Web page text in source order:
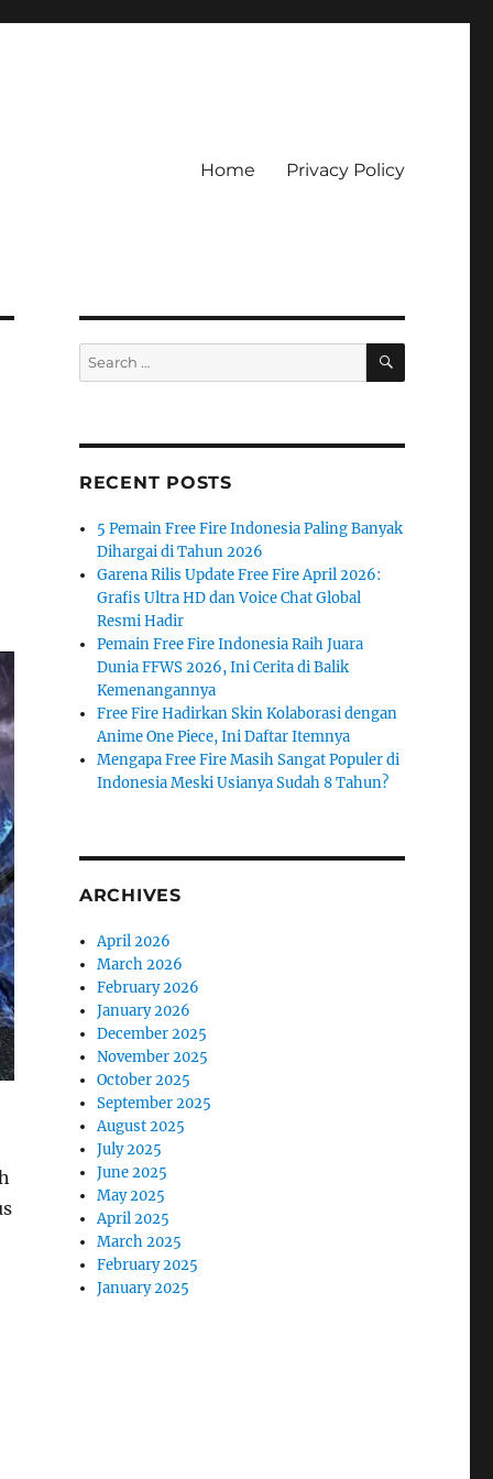
Home Privacy Policy
Search
for:
SEARCH
RECENT POSTS
5 Pemain Free Fire Indonesia Paling Banyak
Dihargai di Tahun 2026
Garena Rilis Update Free Fire April 2026:
Grafis Ultra HD dan Voice Chat Global
Resmi Hadir
Pemain Free Fire Indonesia Raih Juara
Dunia FFWS 2026, Ini Cerita di Balik
Kemenangannya
Free Fire Hadirkan Skin Kolaborasi dengan
Anime One Piece, Ini Daftar Itemnya
Mengapa Free Fire Masih Sangat Populer di
Indonesia Meski Usianya Sudah 8 Tahun?
ARCHIVES
April 2026
March 2026
February 2026
January 2026
December 2025
November 2025
October 2025
September 2025
August 2025
July 2025
June 2025
May 2025
April 2025
March 2025
February 2025
January 2025